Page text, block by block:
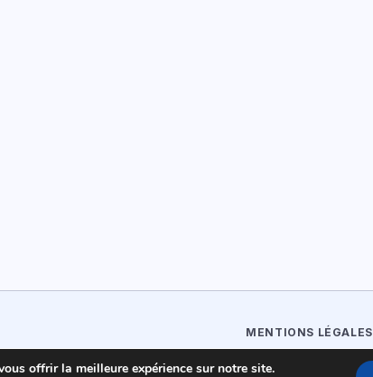
MENTIONS LÉGALES
offrir la meilleure expérience sur notre site.